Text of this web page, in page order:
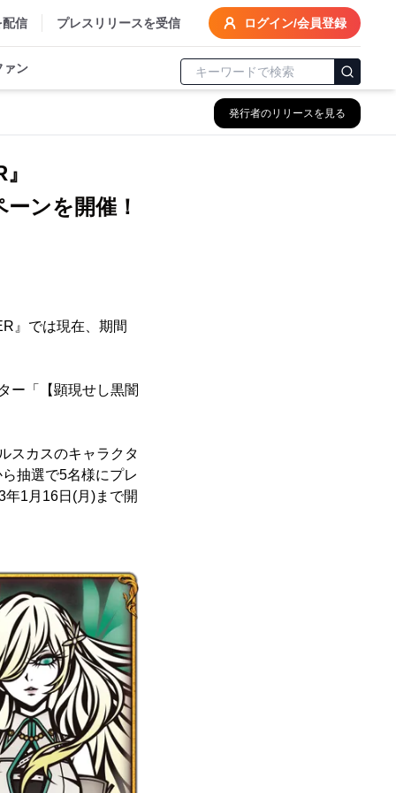
配信 プレスリリースを受信 ログイン/会員登録
ァン
発行者のリリースを見る
』
ンを開催！
』では現在、期間
ー「【顕現せし黒闇
スカスのキャラクタ
抽選で5名様にプレ
1月16日(月)まで開